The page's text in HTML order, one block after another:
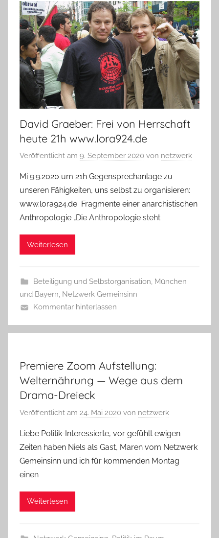
David Graeber: Frei von Herrschaft
heute 21h www.lora924.de
Veröffentlicht am 9. September 2020 von netzwerk
Mi 9.9.2020 um 21h Gegensprechanlage zu
unseren Fähigkeiten, uns selbst zu organisieren:
www.lora924.de Fragmente einer anarchistischen
Anthropologie „Die Anthropologie steht
Weiterlesen
Beteiligung und Selbstorganisation, München
und Bayern, Netzwerk Gemeinsinn
Kommentar hinterlassen
Premiere Zoom Aufstellung:
Welternährung — Wege aus dem
Drama-Dreieck
Veröffentlicht am 24. Mai 2020 von netzwerk
Liebe Politik-Interessierte, vor gefühlt ewigen
Zeiten haben Niels als Gast, Maren vom Netzwerk
Gemeinsinn und ich für kommenden Montag
einen
Weiterlesen